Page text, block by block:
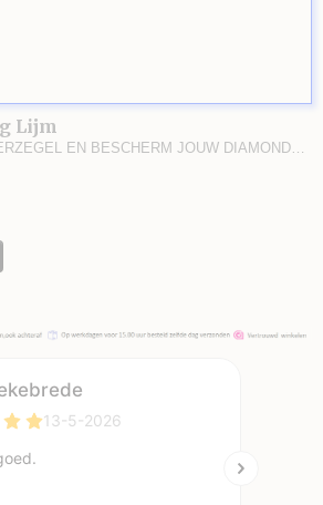
Lijm
EN BESCHERM JOUW DIAMOND…